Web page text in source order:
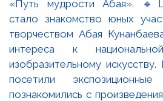
«Путь мудрости Абая».
стало знакомство юных
творчеством Абая
интереса к
изобразительному
посетили
познакомились с